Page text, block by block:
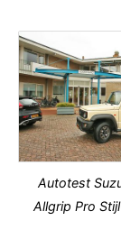
Autotest
Allgrip Pro